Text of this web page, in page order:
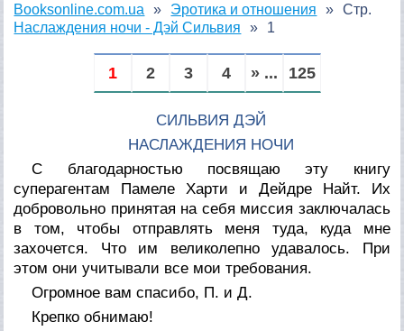
Booksonline.com.ua
Эротика и отношения
Наслаждения ночи - Дэй Сильвия
Стр.
1
1 2 3 4 » ... 125
СИЛЬВИЯ ДЭЙ
НАСЛАЖДЕНИЯ НОЧИ
С благодарностью посвящаю эту книгу
суперагентам Памеле Харти и Дейдре Найт. Их
добровольно принятая на себя миссия заключалась
в том, чтобы отправлять меня туда, куда мне
захочется. Что им великолепно удавалось. При
этом они учитывали все мои требования.
Огромное вам спасибо, П. и Д.
Крепко обнимаю!